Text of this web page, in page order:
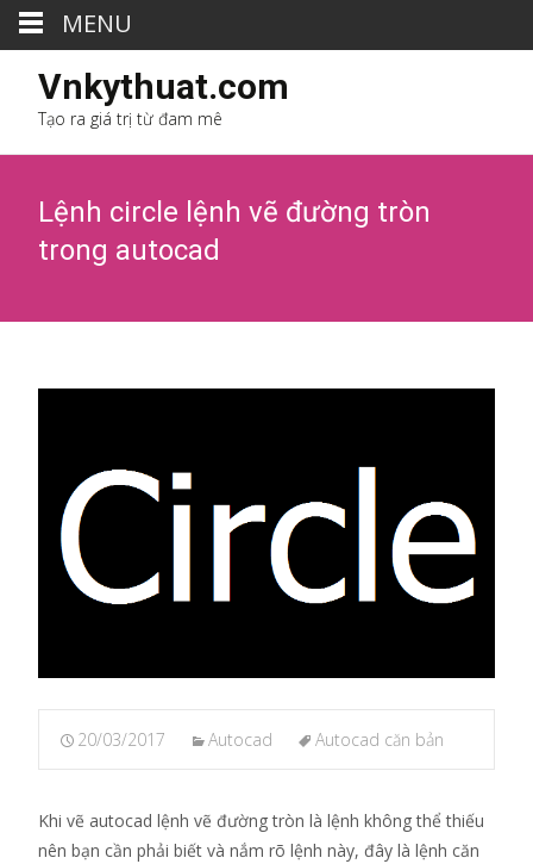
Vnkythuat.com
Tạo ra giá trị từ đam mê
Lệnh circle lệnh vẽ đường tròn
trong autocad
20/03/2017 Autocad Autocad căn bản
Khi vẽ autocad lệnh vẽ đường tròn là lệnh không thể thiếu
nên bạn cần phải biết và nắm rõ lệnh này, đây là lệnh căn
MENU